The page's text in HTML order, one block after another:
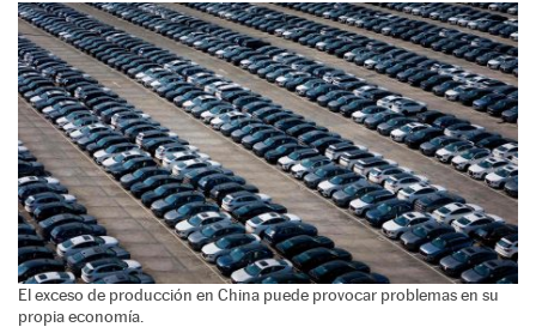
El exceso de producción en China puede provocar problemas en su
propia economía.